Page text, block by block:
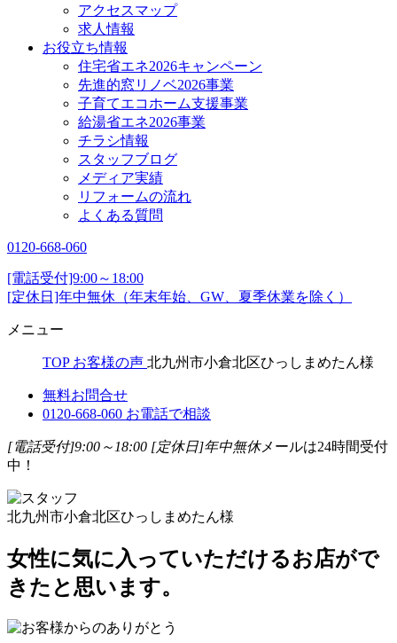
アクセスマップ
求人情報
お役立ち情報
住宅省エネ2026キャンペーン
先進的窓リノベ2026事業
子育てエコホーム支援事業
給湯省エネ2026事業
チラシ情報
スタッフブログ
メディア実績
リフォームの流れ
よくある質問
0120-668-060
[電話受付]9:00～18:00
[定休日]年中無休（年末年始、GW、夏季休業を除く）
メニュー
TOP お客様の声 北九州市小倉北区ひっしまめたん様
無料お問合せ
0120-668-060 お電話で相談
[電話受付]9:00～18:00 [定休日]年中無休メールは24時間受付
中！
北九州市小倉北区ひっしまめたん様
女性に気に入っていただけるお店がで
きたと思います。